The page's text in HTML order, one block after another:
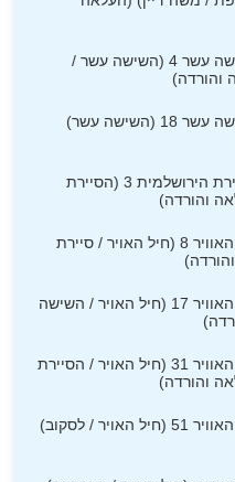
ירושלים - השישה עשר 4 (השישה עשר /
והורדה)
ירושלים - השישה עשר 18 (השישה עשר)
ירושלים - הסיירת הירושלמית 3 (הסיירת
והורדה)
ירושלים - חיל האוויר 8 (חיל האויר / סיירת
ירושלים - חיל האוויר 17 (חיל האויר / השישה
ירושלים - חיל האוויר 31 (חיל האויר / הסיירת
והורדה)
ירושלים - חיל האוויר 51 (חיל האויר / לסקוב)